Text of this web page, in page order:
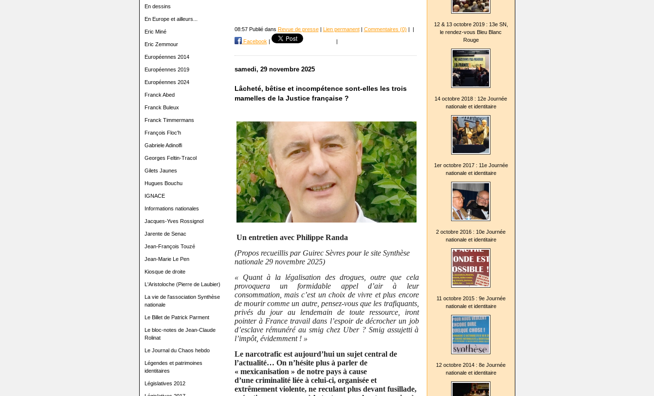
En dessins
En Europe et ailleurs...
Eric Miné
Eric Zemmour
Européennes 2014
Européennes 2019
Européennes 2024
Franck Abed
Franck Buleux
Franck Timmermans
François Floc'h
Gabriele Adinolfi
Georges Feltin-Tracol
Gilets Jaunes
Hugues Bouchu
IGNACE
Informations nationales
Jacques-Yves Rossignol
Jarente de Senac
Jean-François Touzé
Jean-Marie Le Pen
Kiosque de droite
L'Aristoloche (Pierre de Laubier)
La vie de l'association Synthèse
nationale
Le Billet de Patrick Parment
Le bloc-notes de Jean-Claude
Rolinat
Le Journal du Chaos hebdo
Légendes et patrimoines
identitaires
Législatives 2012
12 & 13 octobre 2019 : 13e SN,
le rendez-vous Bleu Blanc
Rouge
14 octobre 2018 : 12e Journée
nationale et identitaire
1er octobre 2017 : 11e Journée
nationale et identitaire
2 octobre 2016 : 10e Journée
nationale et identitaire
11 octobre 2015 : 9e Journée
nationale et identitaire
12 octobre 2014 : 8e Journée
nationale et identitaire
08:57 Publié dans Revue de presse| Lien permanent| Commentaires (0) | |
Facebook | |
samedi, 29 novembre 2025
Lâcheté, bêtise et incompétence sont-elles les trois
mamelles de la Justice française ?
Un entretien avec Philippe Randa
(Propos recueillis par Guirec Sèvres pour le site Synthèse
nationale 29 novembre 2025)
« Quant à la légalisation des drogues, outre que cela
provoquera un formidable appel d’air à leur
consommation, mais c’est un choix de vivre et plus encore
de mourir comme un autre, pensez-vous que les trafiquants,
privés du jour au lendemain de toute ressource, iront
pointer à France travail dans l’espoir de décrocher un job
d’esclave rémunéré au smig chez Uber ? Smig assujetti à
l’impôt, évidemment ! »
Le narcotrafic est aujourd’hui un sujet central de
l’actualité… On n’hésite plus à parler de
« mexicanisation » de notre pays à cause
d’unecriminalité liée à celui-ci, organisée et
extrêmement violente, ne reculant plus devant fusillade,